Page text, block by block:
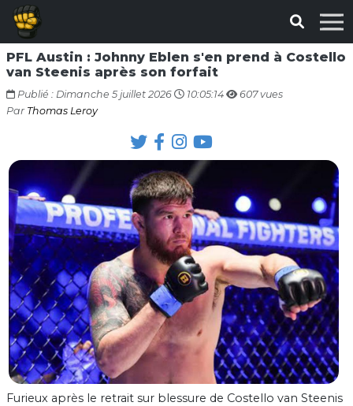
PFL Austin : Johnny Eblen s'en prend à Costello
van Steenis après son forfait
Publié : Dimanche 5 juillet 2026 10:05:14
607 vues
Par Thomas Leroy
Furieux après le retrait sur blessure de Costello van Steenis